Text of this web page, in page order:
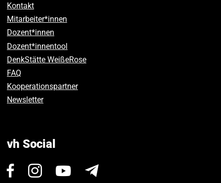
Kontakt
Mitarbeiter*innen
Dozent*innen
Dozent*innentool
DenkStätte WeißeRose
FAQ
Kooperationspartner
Newsletter
vh Social
Visit Visit
Visit